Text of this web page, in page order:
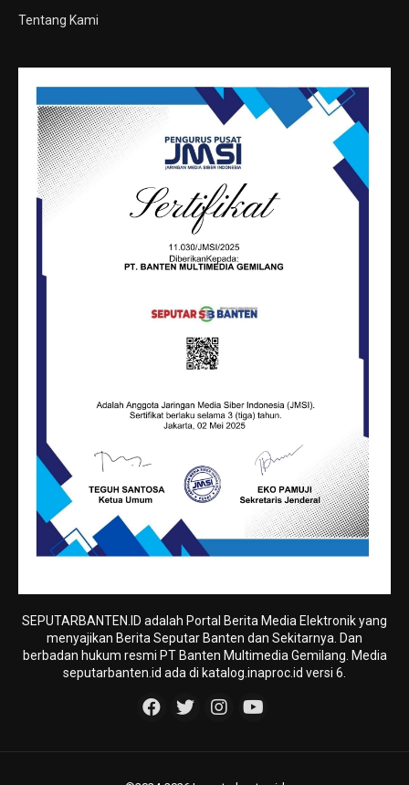
Tentang Kami
SEPUTARBANTEN.ID adalah Portal Berita Media Elektronik yang
menyajikan Berita Seputar Banten dan Sekitarnya. Dan
berbadan hukum resmi PT Banten Multimedia Gemilang. Media
seputarbanten.id ada di katalog.inaproc.id versi 6.